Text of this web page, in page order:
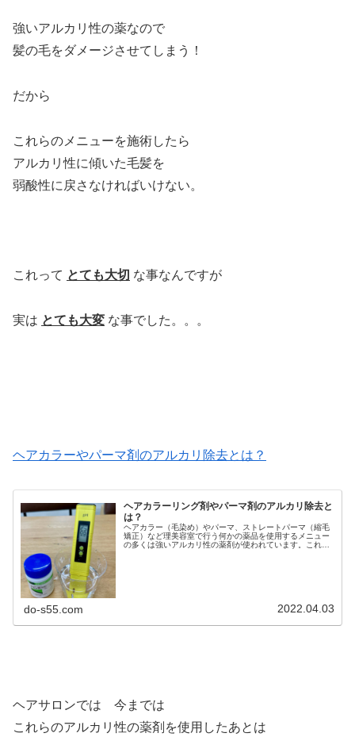
強いアルカリ性の薬なので
髪の毛をダメージさせてしまう！
だから
これらのメニューを施術したら
アルカリ性に傾いた毛髪を
弱酸性に戻さなければいけない。
これって とても大切 な事なんですが
実は とても大変 な事でした。。。
ヘアカラーやパーマ剤のアルカリ除去とは？
ヘアカラーリング剤やパーマ剤のアルカリ除去と
は？
ヘアカラー（毛染め）やパーマ、ストレートパーマ（縮毛
矯正）など理美容室で行う何かの薬品を使用するメニュー
の多くは強いアルカリ性の薬剤が使われています。これら
do-s55.com 2022.04.03
ヘアサロンでは 今までは
これらのアルカリ性の薬剤を使用したあとは